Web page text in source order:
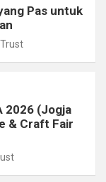
Pas untuk
2026 (Jogja
& Craft Fair